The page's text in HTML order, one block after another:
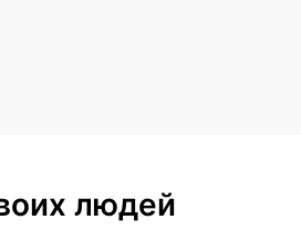
людей